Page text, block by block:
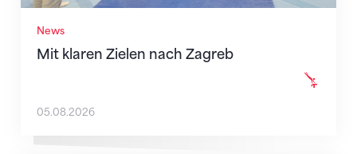
News
Mit klaren Zielen nach Zagreb
05.08.2026